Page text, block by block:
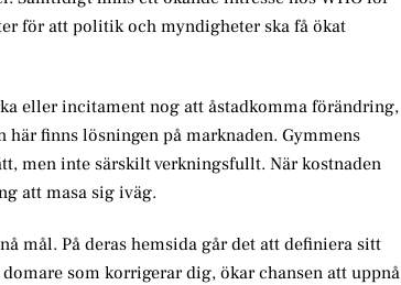
för att politik och myndigheter ska få ökat
eller incitament nog att åstadkomma förändring,
här finns lösningen på marknaden. Gymmens
men inte särskilt verkningsfullt. När kostnaden
att masa sig iväg.
mål. På deras hemsida går det att definiera sitt
som korrigerar dig, ökar chansen att uppnå